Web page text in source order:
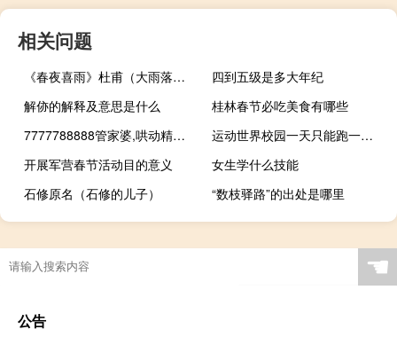
相关问题
《春夜喜雨》杜甫（大雨落幽燕白浪滔天全诗）
四到五级是多大年纪
解㑊的解释及意思是什么
桂林春节必吃美食有哪些
7777788888管家婆,哄动精选解释落实_V55.55.56
运动世界校园一天只能跑一次吗
开展军营春节活动目的意义
女生学什么技能
石修原名（石修的儿子）
“数枝驿路”的出处是哪里
☚
公告